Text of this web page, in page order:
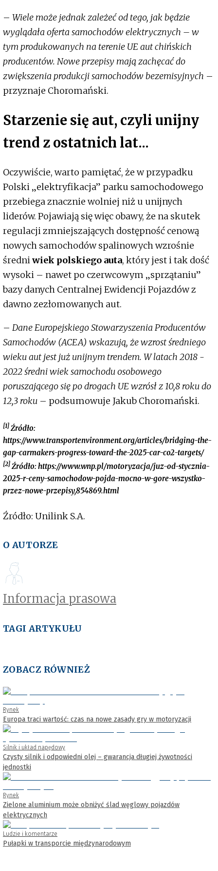
– Wiele może jednak zależeć od tego, jak będzie
wyglądała oferta samochodów elektrycznych – w
tym produkowanych na terenie UE aut chińskich
producentów. Nowe przepisy mają zachęcać do
zwiększenia produkcji samochodów bezemisyjnych –
przyznaje Choromański.
Starzenie się aut, czyli unijny
trend z ostatnich lat...
Oczywiście, warto pamiętać, że w przypadku
Polski „elektryfikacja” parku samochodowego
przebiega znacznie wolniej niż u unijnych
liderów. Pojawiają się więc obawy, że na skutek
regulacji zmniejszających dostępność cenową
nowych samochodów spalinowych wzrośnie
średniwiek polskiego auta, który jest i tak dość
wysoki – nawet po czerwcowym „sprzątaniu”
bazy danych Centralnej Ewidencji Pojazdów z
dawno zezłomowanych aut.
– Dane Europejskiego Stowarzyszenia Producentów
Samochodów (ACEA) wskazują, że wzrost średniego
wieku aut jest już unijnym trendem. W latach 2018 -
2022 średni wiek samochodu osobowego
poruszającego się po drogach UE wzrósł z 10,8 roku do
12,3 roku – podsumowuje Jakub Choromański.
[1] Źródło:
https://www.transportenvironment.org/articles/bridging-the-
gap-carmakers-progress-toward-the-2025-car-co2-targets/
[2] Źródło: https://www.wnp.pl/motoryzacja/juz-od-stycznia-
2025-r-ceny-samochodow-pojda-mocno-w-gore-wszystko-
przez-nowe-przepisy,854869.html
Źródło: Unilink S.A.
O AUTORZE
Informacja prasowa
TAGI ARTYKUŁU
ZOBACZ RÓWNIEŻ
Rynek
Europa traci wartość: czas na nowe zasady gry w motoryzacji
Silnik i układ napędowy
Czysty silnik i odpowiedni olej – gwarancja długiej żywotności
jednostki
Rynek
Zielone aluminium może obniżyć ślad węglowy pojazdów
elektrycznych
Ludzie i komentarze
Pułapki w transporcie międzynarodowym